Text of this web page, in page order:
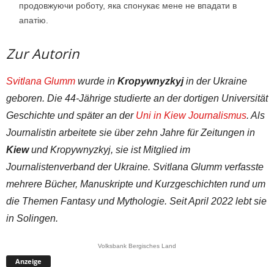
продовжуючи роботу, яка спонукає мене не впадати в
апатію.
Zur Autorin
Svitlana Glumm wurde in Kropywnyzkyjin der Ukraine
geboren. Die 44-Jährige studierte an der dortigen Universität
Geschichte und später an der Uni in Kiew Journalismus. Als
Journalistin arbeitete sie über zehn Jahre für Zeitungen in
Kiewund Kropywnyzkyj, sie ist Mitglied im
Journalistenverband der Ukraine. Svitlana Glumm verfasste
mehrere Bücher, Manuskripte und Kurzgeschichten rund um
die Themen Fantasy und Mythologie. Seit April 2022 lebt sie
in Solingen.
Volksbank Bergisches Land
Anzeige